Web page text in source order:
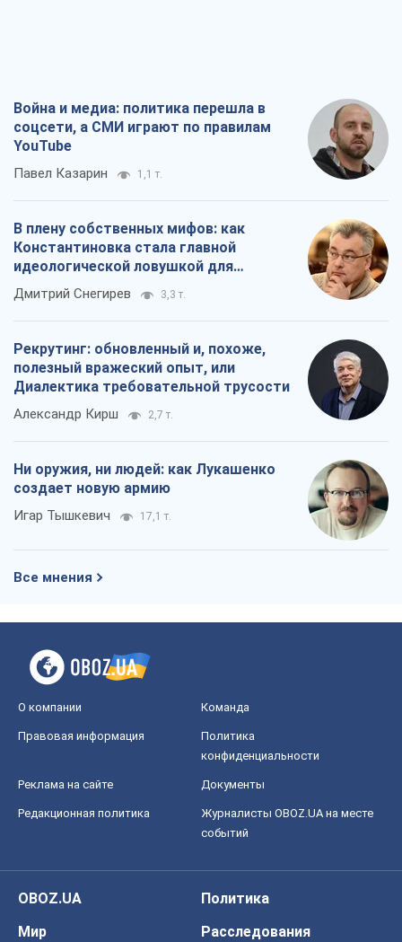
Война и медиа: политика перешла в
соцсети, а СМИ играют по правилам
YouTube
Павел Казарин 1,1 т.
В плену собственных мифов: как
Константиновка стала главной
идеологической ловушкой для
российских оккупантов
Дмитрий Снегирев 3,3 т.
Рекрутинг: обновленный и, похоже,
полезный вражеский опыт, или
Диалектика требовательной трусости
Александр Кирш 2,7 т.
Ни оружия, ни людей: как Лукашенко
создает новую армию
Игар Тышкевич 17,1 т.
Все мнения
О компании Команда
Правовая информация
Политика
конфиденциальности
Реклама на сайте Документы
Редакционная политика
Журналисты OBOZ.UA на месте
событий
OBOZ.UA
Политика
Мир
Расследования